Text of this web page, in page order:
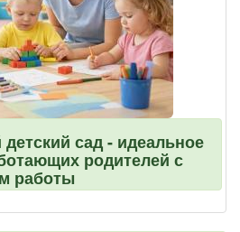
сад - идеальное
родителей с
работы